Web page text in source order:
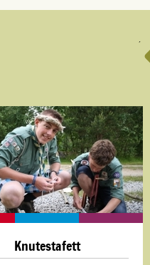
´
Knutestafett